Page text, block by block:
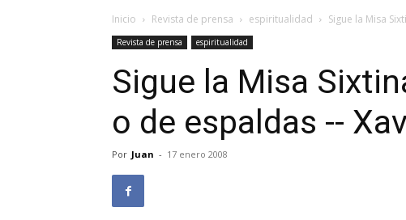
Inicio Revista de prensa espiritualidad Sigue la Misa
Revista de prensa espiritualidad
Sigue la Misa
o de espaldas --
Por Juan - 17 enero 2008